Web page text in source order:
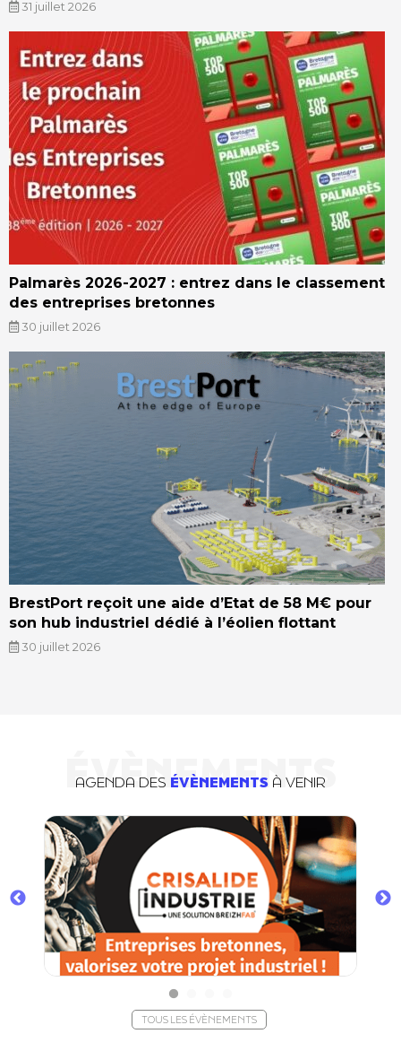
31 juillet 2026
Palmarès 2026-2027 : entrez dans le classement
des entreprises bretonnes
30 juillet 2026
BrestPort reçoit une aide d’Etat de 58 M€ pour
son hub industriel dédié à l’éolien flottant
30 juillet 2026
ÉVÈNEMENTS
AGENDA DES ÉVÈNEMENTS À VENIR
TOUS LES ÉVÈNEMENTS